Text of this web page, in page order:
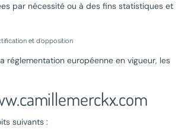
par nécessité ou à des fins statistiques et
et d’opposition
réglementation européenne en vigueur, les
suivants :